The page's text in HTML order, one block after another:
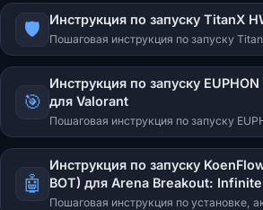
активация ключа, горячие клавиши.
🛡️ Инструкция по запуску TitanX
Пошаговая инструкция по запуску
первый старт лоадера, отключение
Windows, обход Vulnerable Driver
решение ошибок запуска, MAC-
Secure Boot.
🎯
Инструкция по запуску EUPHON
для Valorant
Пошаговая инструкция по запуску
для Valorant: регистрация на
обход блокировок через WARP 1.1.1.1,
(Visual C++, DirectX, отключение
типичных ошибок.
🤖
Инструкция по запуску
BOT) для Arena Breakout: Infinite
Пошаговая инструкция по установке,